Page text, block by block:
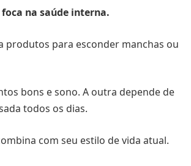
na saúde interna.
produtos para esconder manchas ou
bons e sono. A outra depende de
todos os dias.
com seu estilo de vida atual.